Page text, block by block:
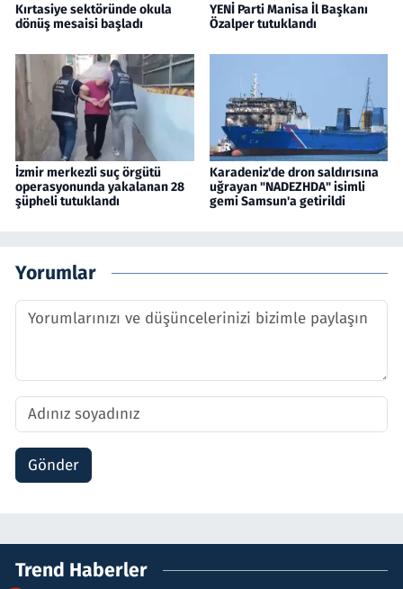
Kırtasiye sektöründe okula
dönüş mesaisi başladı
YENİ Parti Manisa İl Başkanı
Özalper tutuklandı
İzmir merkezli suç örgütü
operasyonunda yakalanan 28
şüpheli tutuklandı
Karadeniz'de dron saldırısına
uğrayan "NADEZHDA" isimli
gemi Samsun'a getirildi
Yorumlar
Gönder
Trend Haberler